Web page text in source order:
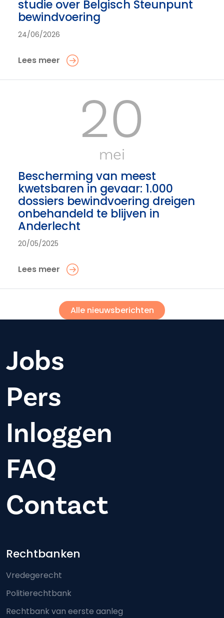
studie over Belgisch Steunpunt
bewindvoering
24/06/2026
Lees meer
20
mei
Bescherming van meest
kwetsbaren in gevaar: 1.000
dossiers bewindvoering dreigen
onbehandeld te blijven in
Anderlecht
20/05/2025
Lees meer
Alle nieuwsberichten
Jobs
Pers
Inloggen
FAQ
Contact
Footer-menu
Rechtbanken
Vredegerecht
Politierechtbank
Rechtbank van eerste aanleg